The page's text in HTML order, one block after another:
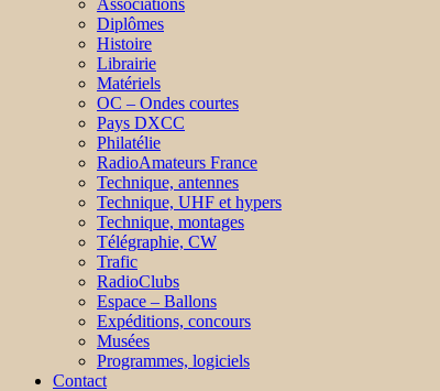
Associations
Diplômes
Histoire
Librairie
Matériels
OC – Ondes courtes
Pays DXCC
Philatélie
RadioAmateurs France
Technique, antennes
Technique, UHF et hypers
Technique, montages
Télégraphie, CW
Trafic
RadioClubs
Espace – Ballons
Expéditions, concours
Musées
Programmes, logiciels
Contact